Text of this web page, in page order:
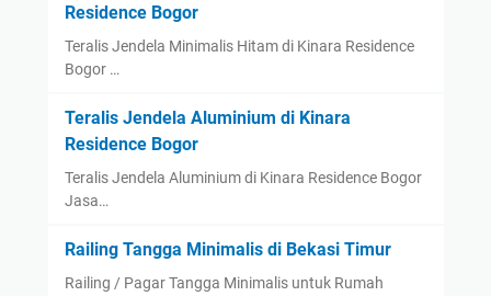
Residence Bogor
Teralis Jendela Minimalis Hitam di Kinara Residence
Bogor …
Teralis Jendela Aluminium di Kinara
Residence Bogor
Teralis Jendela Aluminium di Kinara Residence Bogor
Jasa…
Railing Tangga Minimalis di Bekasi Timur
Railing / Pagar Tangga Minimalis untuk Rumah